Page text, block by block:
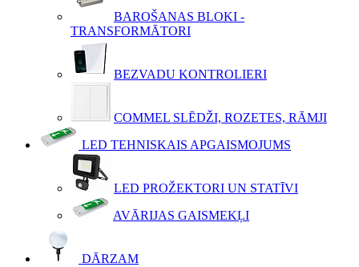
BAROŠANAS BLOKI -
TRANSFORMĀTORI
BEZVADU KONTROLIERI
COMMEL SLĒDŽI, ROZETES, RĀMJI
LED TEHNISKAIS APGAISMOJUMS
LED PROŽEKTORI UN STATĪVI
AVĀRIJAS GAISMEKĻI
DĀRZAM